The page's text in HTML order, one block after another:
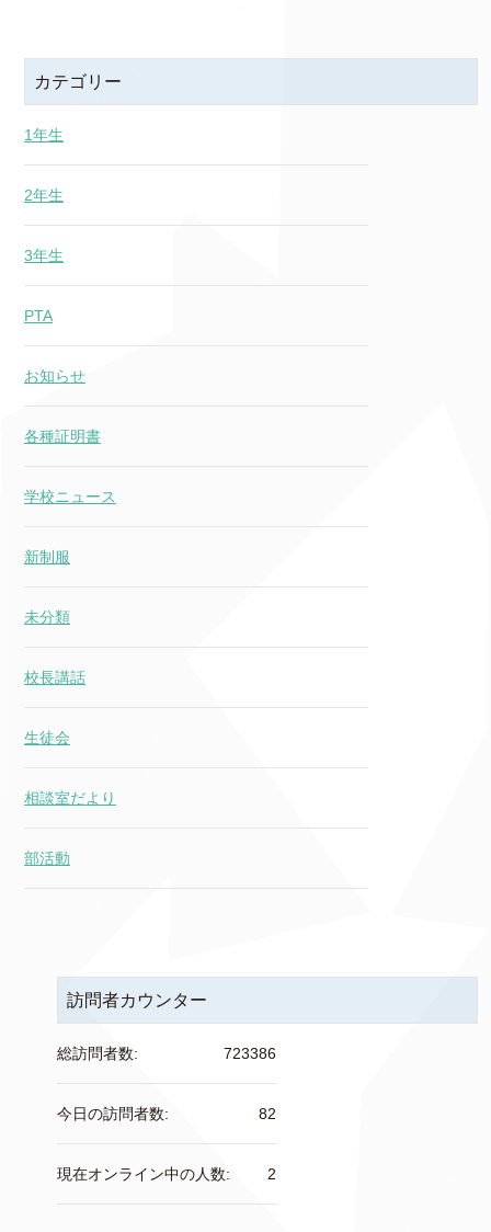
カテゴリー
1年生
2年生
3年生
PTA
お知らせ
各種証明書
学校ニュース
新制服
未分類
校長講話
生徒会
相談室だより
部活動
訪問者カウンター
723386
総訪問者数:
82
今日の訪問者数:
2
現在オンライン中の人数: